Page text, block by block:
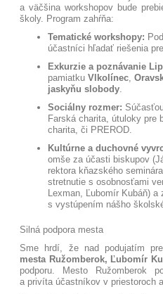
a väčšina workshopov bude
školy. Program zahŕňa:
Tematické workshopy:
účastníci hľadať riešenia
Exkurzie a poznávanie
pamiatkuVlkolínec,
jaskyňu slobody.
Sociálny rozmer:
Farská charita, útuloky pre
charita, či PREROD.
Kultúrne a duchovné
omše za účasti biskupov
rektora kňazského
stretnutie s osobnosťami
Lexman, Ľubomír Kubáň) a
s vystúpením nášho
Silná podpora mesta
Sme hrdí, že nad podujatím
mesta Ružomberok, Ľubomír
podporu. Mesto Ružomberok
a privíta účastníkov v priestoroch